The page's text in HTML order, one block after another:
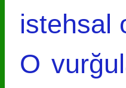
istehsal
O